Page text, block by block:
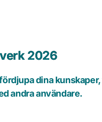
2026
dina
andra användare.